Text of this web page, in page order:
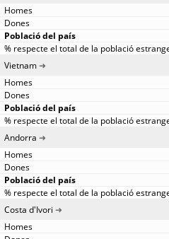
Vietnam
Andorra
Costa d'Ivori